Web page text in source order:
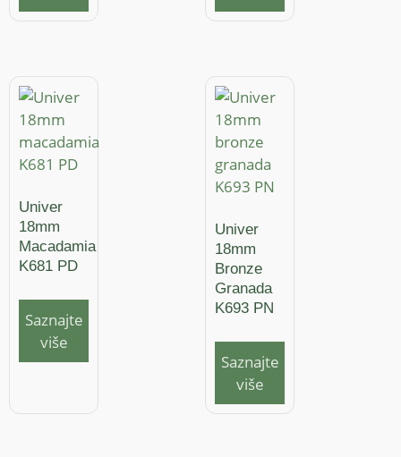
Univer
18mm
Macadamia
K681 PD
Saznajte
više
Univer
18mm
Bronze
Granada
K693 PN
Saznajte
više